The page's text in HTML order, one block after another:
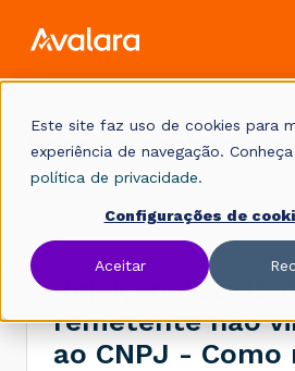
Este site faz uso de cookies para
experiência de navegação.
política de privacidade.
Configurações de
Aceitar
Base de
Rejeição 422: IE
remetente não
ao CNPJ - Como